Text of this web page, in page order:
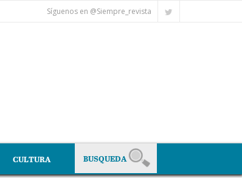
Síguenos en @Siempre_revista
CULTURA